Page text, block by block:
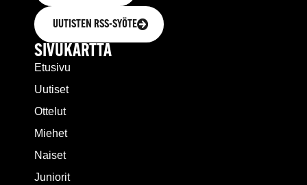
UUTISTEN RSS-SYÖTE
SIVUKARTTA
Etusivu
Uutiset
Ottelut
Miehet
Naiset
Juniorit